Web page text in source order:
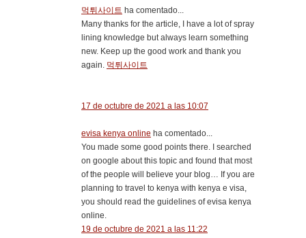
먹튀사이트 ha comentado...
Many thanks for the article, I have a lot of spray
lining knowledge but always learn something
new. Keep up the good work and thank you
again. 먹튀사이트
17 de octubre de 2021 a las 10:07
evisa kenya online ha comentado...
You made some good points there. I searched
on google about this topic and found that most
of the people will believe your blog… If you are
planning to travel to kenya with kenya e visa,
you should read the guidelines of evisa kenya
online.
19 de octubre de 2021 a las 11:22